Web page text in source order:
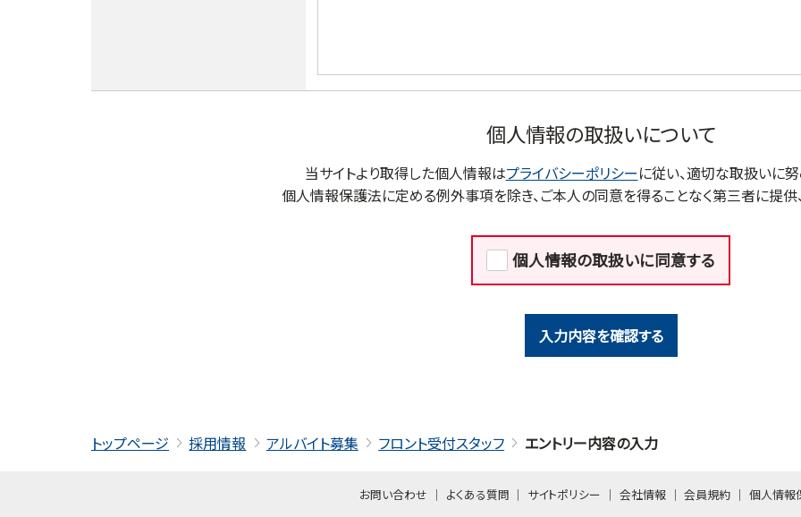
トップページ 採用情報 アルバイト募集 フロント受付スタッフ エントリー内容の入力
個人情報の取扱いについて
当サイトより取得した個人情報はプライバシーポリシーに従い、適切な取扱いに努
個人情報保護法に定める例外事項を除き、ご本人の同意を得ることなく第三者に提供
個人情報の取扱いに同意する
入力内容を確認する
お問い合わせ よくある質問 サイトポリシー 会社情報 会員規約 個人情報